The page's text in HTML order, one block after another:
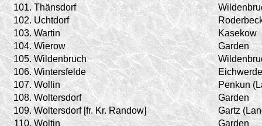
101. Thänsdorf
102. Uchtdorf
103. Wartin
Kasekow
104. Wierow
Garden
105. Wildenbruch
106. Wintersfelde
107. Wollin
Penkun
108. Woltersdorf
Garden
109. Woltersdorf [fr. Kr. Randow]
Gartz
110. Woltin Garden